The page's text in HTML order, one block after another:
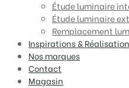
Étude luminaire
Étude luminaire
Remplacement
Inspirations &
Nos marques
Contact
Magasin